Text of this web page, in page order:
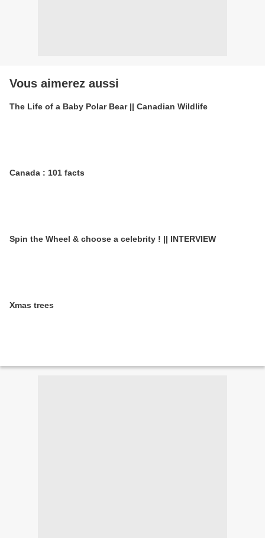
Vous aimerez aussi
The Life of a Baby Polar Bear || Canadian Wildlife
Canada : 101 facts
Spin the Wheel & choose a celebrity ! || INTERVIEW
Xmas trees